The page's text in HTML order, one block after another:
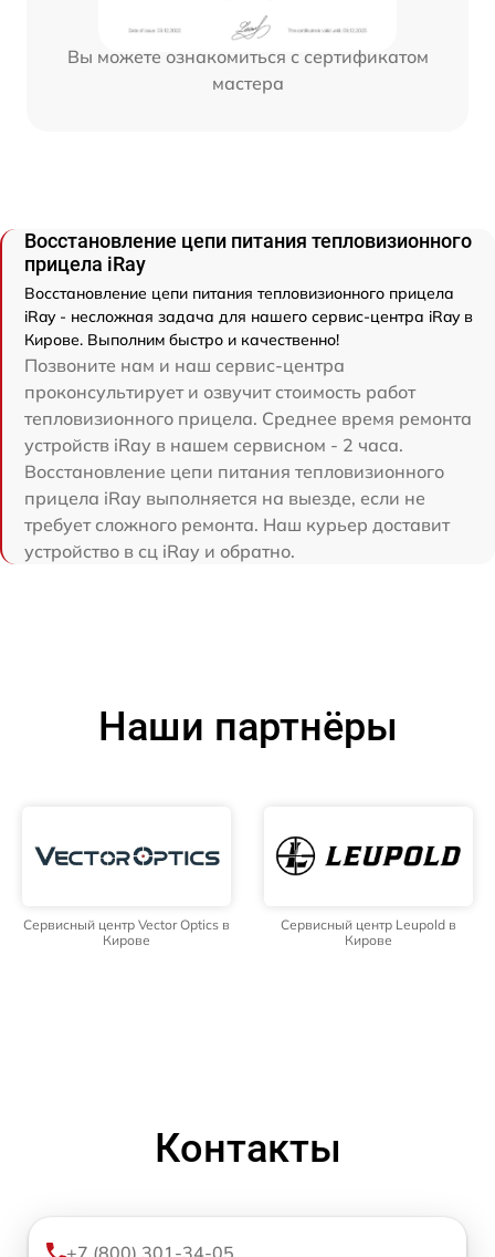
Вы можете ознакомиться с сертификатом
мастера
Восстановление цепи питания тепловизионного
прицела iRay
Восстановление цепи питания тепловизионного прицела
iRay - несложная задача для нашего сервис-центра iRay в
Кирове. Выполним быстро и качественно!
Позвоните нам и наш сервис-центра
проконсультирует и озвучит стоимость работ
тепловизионного прицела. Среднее время ремонта
устройств iRay в нашем сервисном - 2 часа.
Восстановление цепи питания тепловизионного
прицела iRay выполняется на выезде, если не
требует сложного ремонта. Наш курьер доставит
устройство в сц iRay и обратно.
Наши партнёры
Сервисный центр Vector Optics в
Кирове
Сервисный центр Leupold в
Кирове
Контакты
+7 (800) 301-34-05